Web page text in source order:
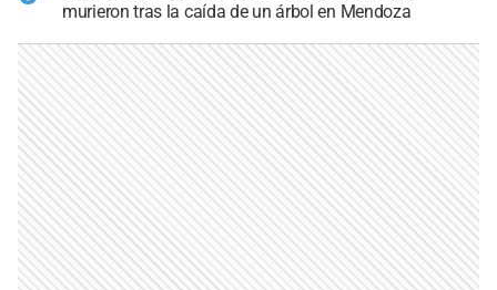
murieron tras la caída de un árbol en Mendoza